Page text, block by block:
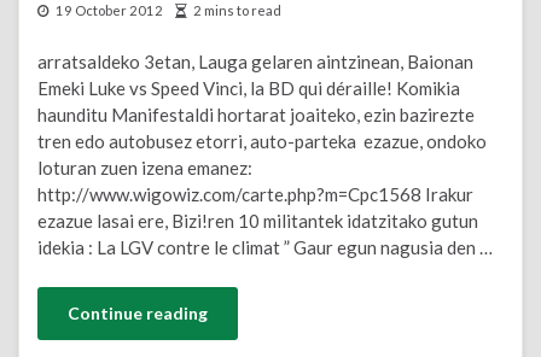
19 October 2012
2 mins to read
arratsaldeko 3etan, Lauga gelaren aintzinean, Baionan
Emeki Luke vs Speed Vinci, la BD qui déraille! Komikia
haunditu Manifestaldi hortarat joaiteko, ezin bazirezte
tren edo autobusez etorri, auto-parteka ezazue, ondoko
loturan zuen izena emanez:
http://www.wigowiz.com/carte.php?m=Cpc1568 Irakur
ezazue lasai ere, Bizi!ren 10 militantek idatzitako gutun
idekia : La LGV contre le climat ” Gaur egun nagusia den …
Continue reading